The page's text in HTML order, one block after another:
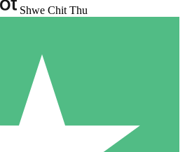
Shwe Chit Thu